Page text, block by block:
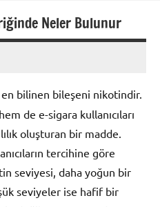
Neler Bulunur
bilinen bileşeni nikotindir.
de e-sigara kullanıcıları
oluşturan bir madde.
tercihine göre
seviyesi, daha yoğun bir
seviyeler ise hafif bir